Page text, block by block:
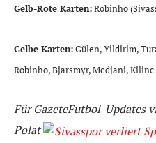
Gelb-Rote Karten:Robinho
Gelbe Karten:Gülen, Yildirim,
Robinho, Bjarsmyr, Medjani, Kilinc
Für GazeteFutbol-Updates
Polat